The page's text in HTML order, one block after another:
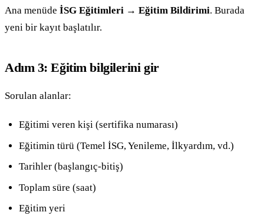
Ana menüde İSG Eğitimleri → Eğitim Bildirimi. Burada
yeni bir kayıt başlatılır.
Adım 3: Eğitim bilgilerini gir
Sorulan alanlar:
Eğitimi veren kişi (sertifika numarası)
Eğitimin türü (Temel İSG, Yenileme, İlkyardım, vd.)
Tarihler (başlangıç-bitiş)
Toplam süre (saat)
Eğitim yeri